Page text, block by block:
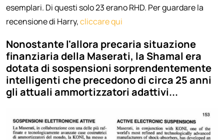
esemplari. Di questi solo 23 erano RHD. Per guardare la
recensione di Harry,cliccare qui
Nonostante l'allora precaria situazione
finanziaria della Maserati, la Shamal era
dotata di sospensioni sorprendentemente
intelligenti che precedono di circa 25 anni
gli attuali ammortizzatori adattivi...